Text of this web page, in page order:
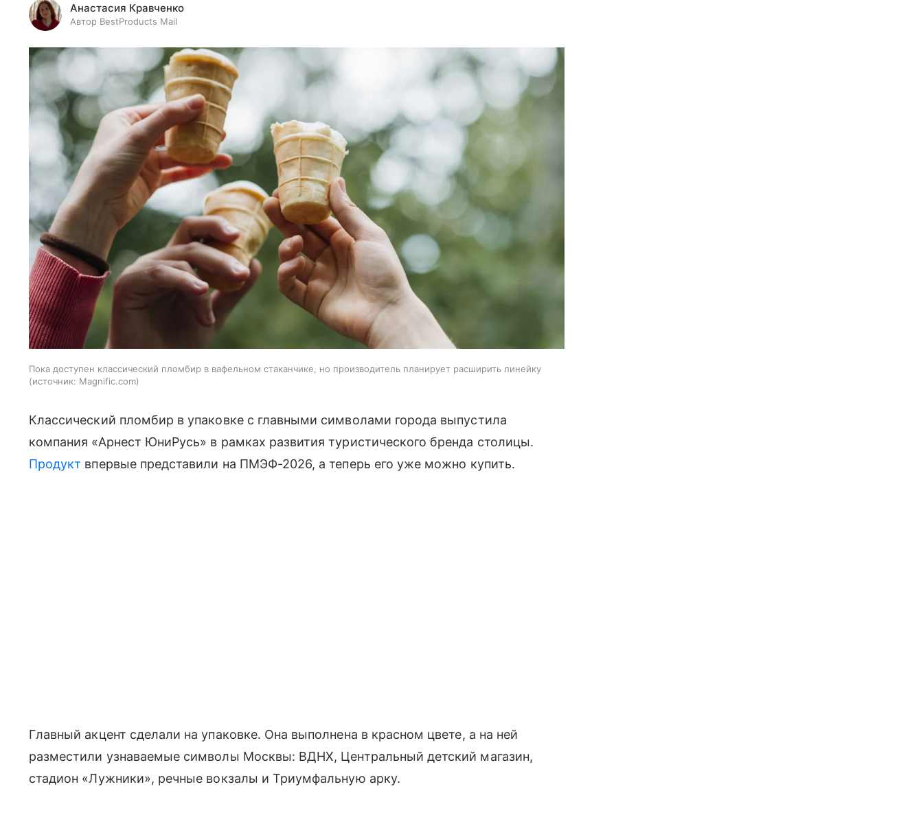
Анастасия Кравченко
Автор BestProducts Mail
Пока доступен классический пломбир в вафельном стаканчике, но производитель планирует расширить линейку
источник: Magnific.com
Классический пломбир в упаковке с главными символами города выпустила
компания «Арнест ЮниРусь» в рамках развития туристического бренда столицы.
Продукт впервые представили на ПМЭФ-2026, а теперь его уже можно купить.
Главный акцент сделали на упаковке. Она выполнена в красном цвете, а на ней
разместили узнаваемые символы Москвы: ВДНХ, Центральный детский магазин,
стадион «Лужники», речные вокзалы и Триумфальную арку.